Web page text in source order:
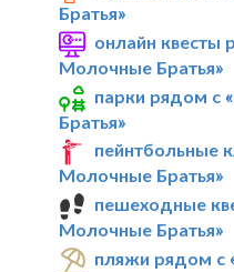
Братья»
онлайн квесты
Молочные Братья»
парки рядом с
Братья»
пейнтбольные
Молочные Братья»
пешеходные
Молочные Братья»
пляжи рядом